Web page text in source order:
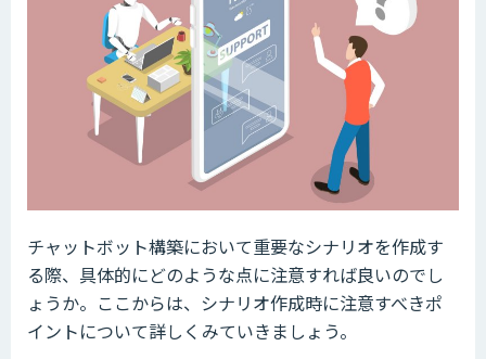
チャットボット構築において重要なシナリオを作成す
る際、具体的にどのような点に注意すれば良いのでし
ょうか。ここからは、シナリオ作成時に注意すべきポ
イントについて詳しくみていきましょう。